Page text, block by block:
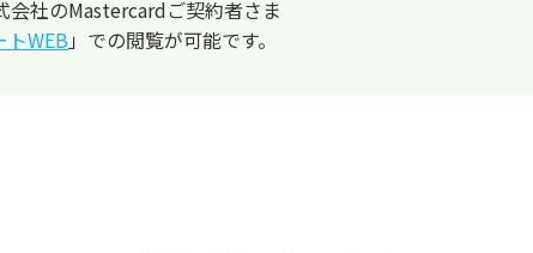
社のMastercardご契約者さま
トWEB 」での閲覧が可能です。